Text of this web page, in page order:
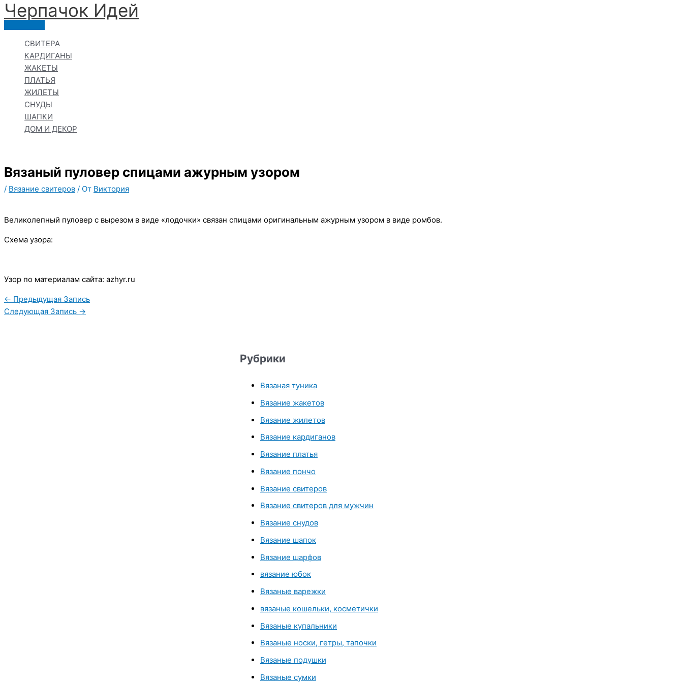
Перейти
к
Черпачoк Идей
Главное
СВИТЕРА
КАРДИГАНЫ
ЖАКЕТЫ
ПЛАТЬЯ
ЖИЛЕТЫ
СНУДЫ
ШАПКИ
ДОМ И ДЕКОР
Вязаный пуловер спицами ажурным узором
/ Вязание свитеров / От Виктория
Великолепный пуловер с вырезом в виде «лодочки» связан спицами оригинальным ажурным узором в виде ромбов.
Схема узора:
Узор по материалам сайта: azhyr.ru
← Предыдущая Запись
Следующая Запись →
Рубрики
Вязаная туника
Вязание жакетов
Вязание жилетов
Вязание кардиганов
Вязание платья
Вязание пончо
Вязание свитеров
Вязание свитеров для мужчин
Вязание снудов
Вязание шапок
Вязание шарфов
вязание юбок
Вязаные варежки
вязаные кошельки, косметички
Вязаные купальники
Вязаные носки, гетры, тапочки
Вязаные подушки
Вязаные сумки